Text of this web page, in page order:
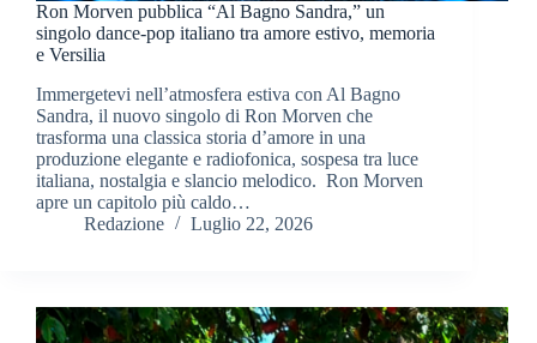
Ron Morven pubblica “Al Bagno Sandra,” un
singolo dance-pop italiano tra amore estivo, memoria
e Versilia
Immergetevi nell’atmosfera estiva con Al Bagno
Sandra, il nuovo singolo di Ron Morven che
trasforma una classica storia d’amore in una
produzione elegante e radiofonica, sospesa tra luce
italiana, nostalgia e slancio melodico. Ron Morven
apre un capitolo più caldo…
Redazione
Luglio 22, 2026